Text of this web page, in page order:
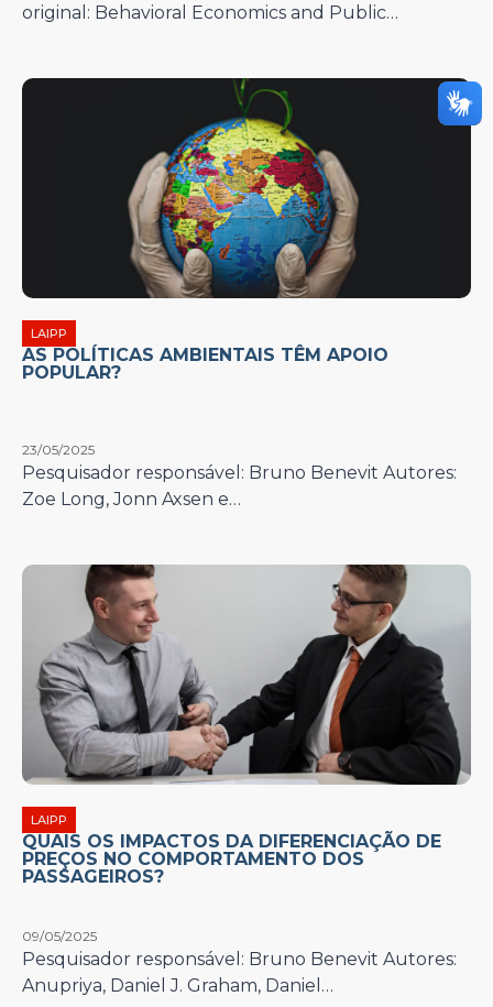
original: Behavioral Economics and Public…
LAIPP
AS POLÍTICAS AMBIENTAIS TÊM APOIO
POPULAR?
23/05/2025
Pesquisador responsável: Bruno Benevit Autores:
Zoe Long, Jonn Axsen e…
LAIPP
QUAIS OS IMPACTOS DA DIFERENCIAÇÃO DE
PREÇOS NO COMPORTAMENTO DOS
PASSAGEIROS?
09/05/2025
Pesquisador responsável: Bruno Benevit Autores:
Anupriya, Daniel J. Graham, Daniel…